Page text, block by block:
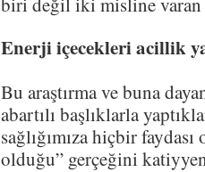
Enerji içecekleri acillik
Bu araştırma ve buna
abartılı başlıklarla
sağlığımıza hiçbir
olduğu” gerçeğini